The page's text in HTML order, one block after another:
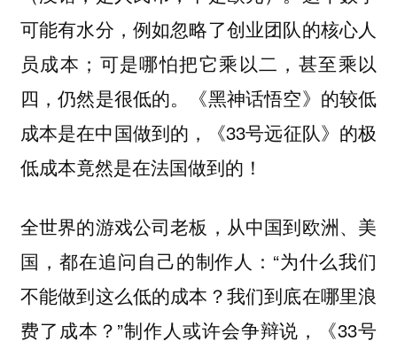
可能有水分，例如忽略了创业团队的核心人
员成本；可是哪怕把它乘以二，甚至乘以
四，仍然是很低的。《黑神话悟空》的较低
成本是在中国做到的，《33号远征队》的极
低成本竟然是在法国做到的！
全世界的游戏公司老板，从中国到欧洲、美
国，都在追问自己的制作人：“为什么我们
不能做到这么低的成本？我们到底在哪里浪
费了成本？”制作人或许会争辩说，《33号